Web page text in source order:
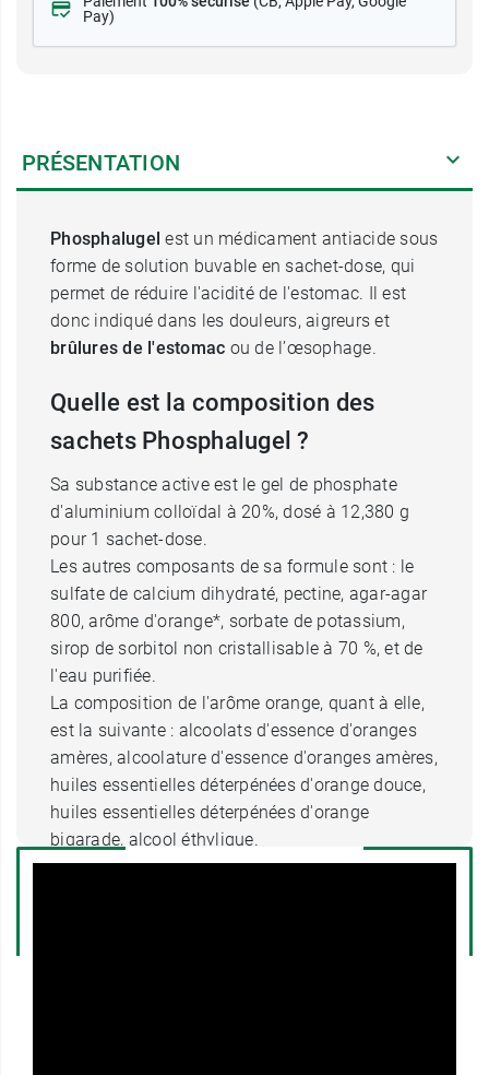
Pay)
PRÉSENTATION
Phosphalugel est un médicament antiacide sous
forme de solution buvable en sachet-dose, qui
permet de réduire l'acidité de l'estomac. Il est
donc indiqué dans les douleurs, aigreurs et
brûlures de l'estomac ou de l’œsophage.
Quelle est la composition des
sachets Phosphalugel ?
Sa substance active est le gel de phosphate
d'aluminium colloïdal à 20%, dosé à 12,380 g
pour 1 sachet-dose.
Les autres composants de sa formule sont : le
sulfate de calcium dihydraté, pectine, agar-agar
800, arôme d'orange*, sorbate de potassium,
sirop de sorbitol non cristallisable à 70 %, et de
l'eau purifiée.
La composition de l'arôme orange, quant à elle,
est la suivante : alcoolats d'essence d'oranges
amères, alcoolature d'essence d'oranges amères,
huiles essentielles déterpénées d'orange douce,
huiles essentielles déterpénées d'orange
bigarade, alcool éthylique.